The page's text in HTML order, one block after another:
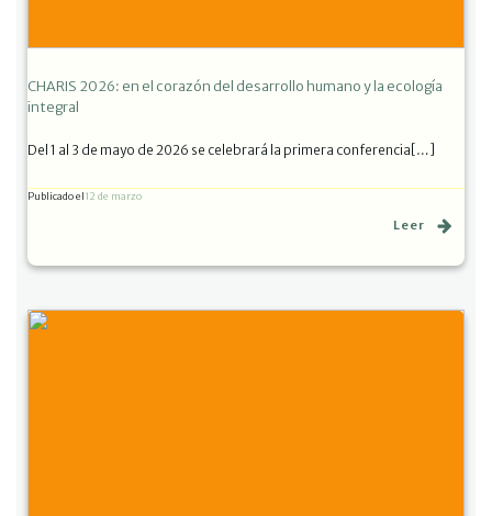
CHARIS 2026: en el corazón del desarrollo humano y la ecología
integral
Del 1 al 3 de mayo de 2026 se celebrará la primera conferencia[…]
Publicado el12 de marzo
Leer